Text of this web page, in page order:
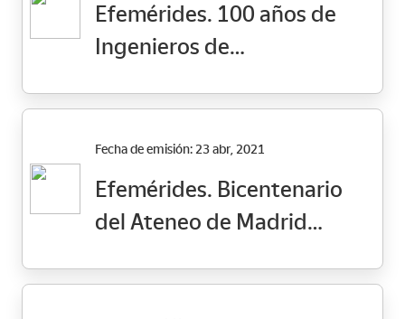
Efemérides. 100 años de
Ingenieros de
Fecha de emisión: 23 abr, 2021
Efemérides. Bicentenario
del Ateneo de Madrid